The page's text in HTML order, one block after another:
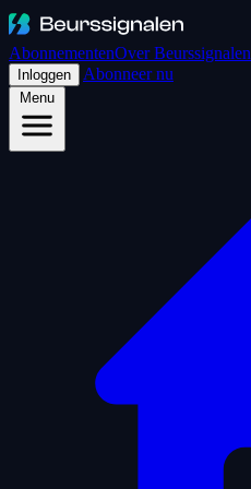
AbonnementenOver Beurssignalen
Inloggen Abonneer nu
Menu